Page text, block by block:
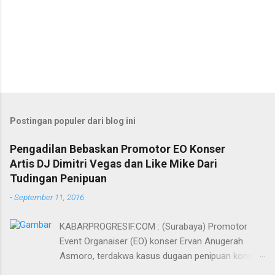
Postingan populer dari blog ini
Pengadilan Bebaskan Promotor EO Konser
Artis DJ Dimitri Vegas dan Like Mike Dari
Tudingan Penipuan
-September 11, 2016
KABARPROGRESIF.COM : (Surabaya) Promotor
Event Organaiser (EO) konser Ervan Anugerah
Asmoro, terdakwa kasus dugaan penipuan konser